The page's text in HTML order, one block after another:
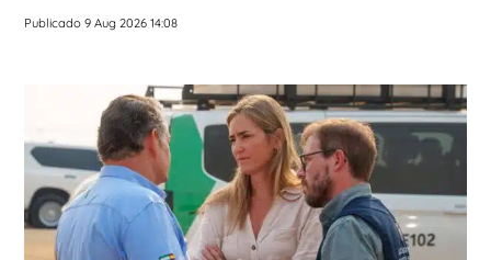
Publicado 9 Aug 2026 14:08